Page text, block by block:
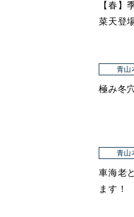
【春】
菜天登
青山
極み冬
青山
車海老
ます！